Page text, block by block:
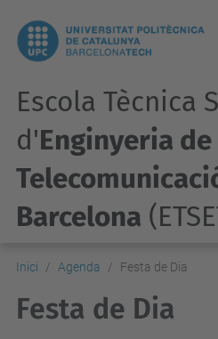
Escola Tècnica
d'Enginyeria de
Barcelona
Inici Agenda Festa de Dia
Festa de Dia